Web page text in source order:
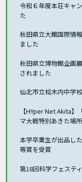
令和６年度本荘キャ
た
秋田県立大館国際情
ました
秋田県立博物館企画
されました
仙北市立桧木内中学
【HYper Net Akita
マ大戦特別あきた場所
本学卒業生が出品し
等賞を受賞
第18回科学フェステ